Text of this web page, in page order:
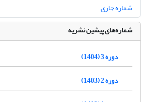
شماره جاری
شماره‌های پیشین نشریه
دوره 3 (1404)
دوره 2 (1403)